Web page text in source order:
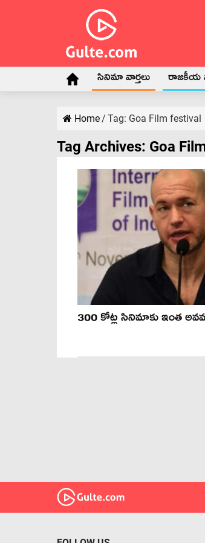
సినిమా వార్తలు రాజకీయ
Home/ Tag: Goa Film festival
Tag Archives: Goa
300 కోట్ల సినిమాకు ఇంత